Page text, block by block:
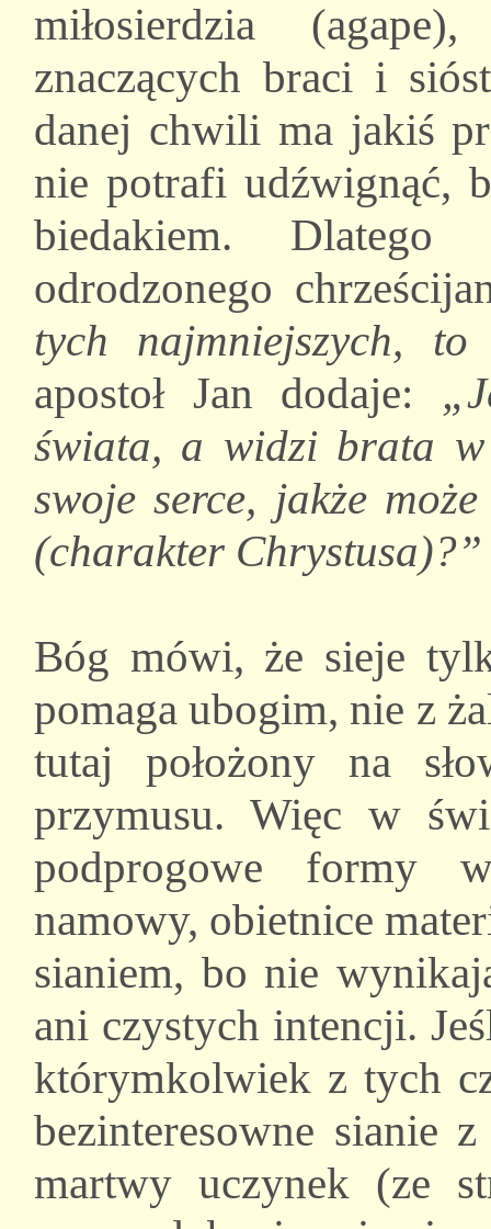
miłosierdzia
znaczących braci i
danej chwili ma jakiś
nie potrafi udźwignąć,
biedakiem.
odrodzonego
tych najmniejszych, to
apostoł Jan dodaje:
świata, a widzi brata
swoje serce, jakże
(charakter
Bóg mówi, że sieje
pomaga ubogim, nie z
tutaj położony na
przymusu. Więc w
podprogowe formy
namowy, obietnice
sianiem, bo nie
ani czystych intencji.
którymkolwiek z tych
bezinteresowne sianie
martwy uczynek (ze